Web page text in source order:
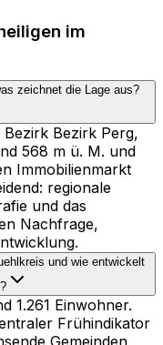
im
zeichnet die Lage aus?
Bezirk Perg,
568 m ü. M. und
Immobilienmarkt
regionale
und das
Nachfrage,
und wie entwickelt
1.261 Einwohner.
Frühindikator